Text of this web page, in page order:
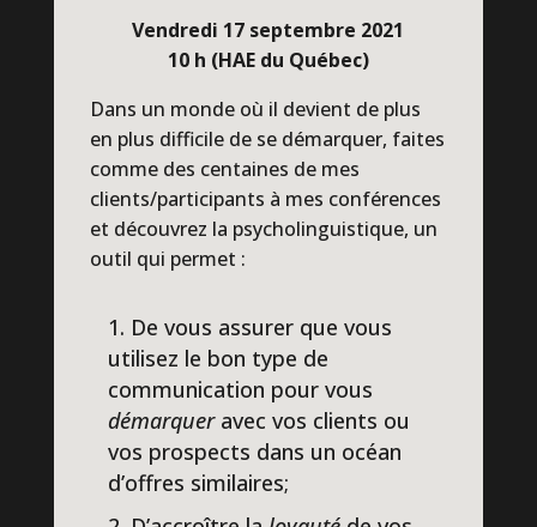
Vendredi 17 septembre 2021
10 h (HAE du Québec)
Dans un monde où il devient de plus
en plus difficile de se démarquer, faites
comme des centaines de mes
clients/participants à mes conférences
et découvrez la psycholinguistique, un
outil qui permet :
De vous assurer que vous
utilisez le bon type de
communication pour vous
démarqueravec vos clients ou
vos prospects dans un océan
d’offres similaires;